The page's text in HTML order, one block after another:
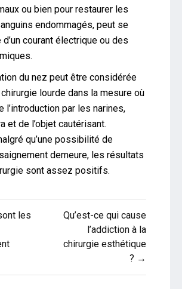
ou bien pour restaurer les
endommagés, peut se
d’un courant électrique ou des
du nez peut être considérée
lourde dans la mesure où
l’introduction par les narines,
et de l’objet cautérisant.
qu’une possibilité de
demeure, les résultats
sont assez positifs.
les
Qu’est-ce qui cause
l’addiction à la
chirurgie esthétique
? →